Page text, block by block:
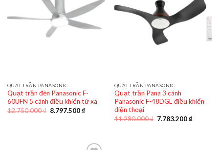
QUẠT TRẦN PANASONIC
Quạt trần đèn Panasonic F-
60UFN 5 cánh điều khiển từ xa
12.750.000₫ Giá
8.797.500₫Giá
QUẠT TRẦN PANASONIC
Quạt trần Pana 3 cánh
Panasonic F-48DGL điều khiển
điện thoại
11.280.000₫ Giá
7.783.200₫Giá